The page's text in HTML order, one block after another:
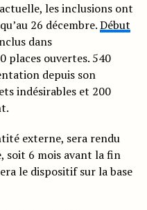
les inclusions ont
26 décembre.Début
dans
places ouvertes. 540
depuis son
indésirables et 200
externe, sera rendu
soit 6 mois avant la fin
le dispositif sur la base